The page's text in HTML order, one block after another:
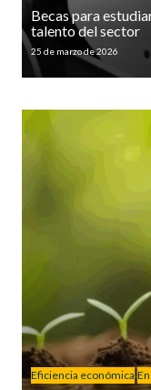
Becas para
talento del sector
25 de marzo de 2026
Eficiencia económica